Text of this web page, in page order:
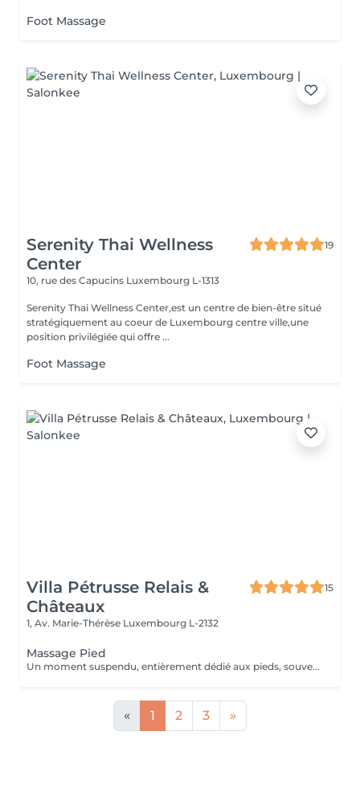
Foot Massage
Serenity Thai Wellness
Center
19
10, rue des Capucins Luxembourg L-1313
Serenity Thai Wellness Center,est un centre de bien-être situé
stratégiquement au coeur de Luxembourg centre ville,une
position privilégiée qui offre ...
Foot Massage
Villa Pétrusse Relais &
Châteaux
15
1, Av. Marie-Thérèse Luxembourg L-2132
Massage Pied
Un moment suspendu, entièrement dédié aux pieds, souvent les grands oubliés du quotidien. Pressions ciblées sur les points réflexes, étirements doux et pétrissage profond viennent soulager la fatigue accumulée et relancer la circulation. Une parenthèse simple, pour repartir léger jusqu'au bout des orteils.
« 1 2 3 »